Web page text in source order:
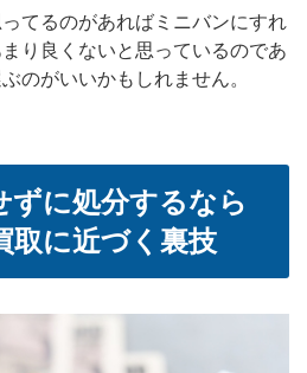
てるのがあればミニバンにすれ
り良くないと思っているのであ
のがいいかもしれません。
ずに処分するなら
取に近づく裏技